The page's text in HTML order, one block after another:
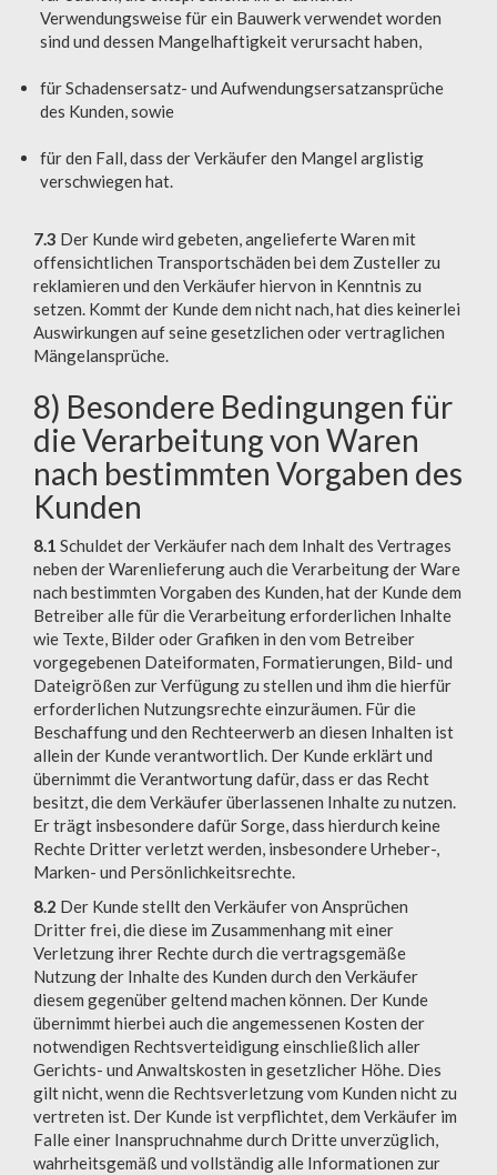
Verwendungsweise für ein Bauwerk verwendet worden
sind und dessen Mangelhaftigkeit verursacht haben,
für Schadensersatz- und Aufwendungsersatzansprüche
des Kunden, sowie
für den Fall, dass der Verkäufer den Mangel arglistig
verschwiegen hat.
7.3 Der Kunde wird gebeten, angelieferte Waren mit
offensichtlichen Transportschäden bei dem Zusteller zu
reklamieren und den Verkäufer hiervon in Kenntnis zu
setzen. Kommt der Kunde dem nicht nach, hat dies keinerlei
Auswirkungen auf seine gesetzlichen oder vertraglichen
Mängelansprüche.
8) Besondere Bedingungen für
die Verarbeitung von Waren
nach bestimmten Vorgaben des
Kunden
8.1 Schuldet der Verkäufer nach dem Inhalt des Vertrages
neben der Warenlieferung auch die Verarbeitung der Ware
nach bestimmten Vorgaben des Kunden, hat der Kunde dem
Betreiber alle für die Verarbeitung erforderlichen Inhalte
wie Texte, Bilder oder Grafiken in den vom Betreiber
vorgegebenen Dateiformaten, Formatierungen, Bild- und
Dateigrößen zur Verfügung zu stellen und ihm die hierfür
erforderlichen Nutzungsrechte einzuräumen. Für die
Beschaffung und den Rechteerwerb an diesen Inhalten ist
allein der Kunde verantwortlich. Der Kunde erklärt und
übernimmt die Verantwortung dafür, dass er das Recht
besitzt, die dem Verkäufer überlassenen Inhalte zu nutzen.
Er trägt insbesondere dafür Sorge, dass hierdurch keine
Rechte Dritter verletzt werden, insbesondere Urheber-,
Marken- und Persönlichkeitsrechte.
8.2 Der Kunde stellt den Verkäufer von Ansprüchen
Dritter frei, die diese im Zusammenhang mit einer
Verletzung ihrer Rechte durch die vertragsgemäße
Nutzung der Inhalte des Kunden durch den Verkäufer
diesem gegenüber geltend machen können. Der Kunde
übernimmt hierbei auch die angemessenen Kosten der
notwendigen Rechtsverteidigung einschließlich aller
Gerichts- und Anwaltskosten in gesetzlicher Höhe. Dies
gilt nicht, wenn die Rechtsverletzung vom Kunden nicht zu
vertreten ist. Der Kunde ist verpflichtet, dem Verkäufer im
Falle einer Inanspruchnahme durch Dritte unverzüglich,
wahrheitsgemäß und vollständig alle Informationen zur